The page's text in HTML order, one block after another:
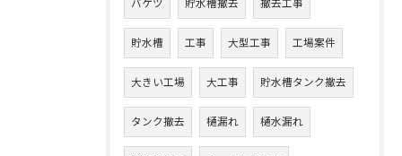
バケツ 貯水槽撤去 撤去工事
貯水槽 工事 大型工事 工場案件
大きい工場 大工事 貯水槽タンク撤去
タンク撤去 樋漏れ 樋水漏れ